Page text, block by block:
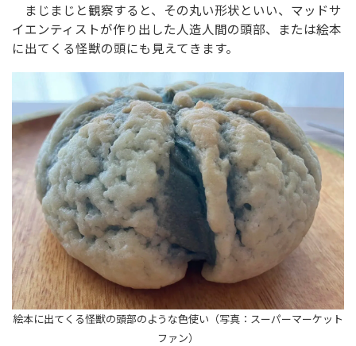
まじまじと観察すると、その丸い形状といい、マッドサ
イエンティストが作り出した人造人間の頭部、または絵本
に出てくる怪獣の頭にも見えてきます。
絵本に出てくる怪獣の頭部のような色使い（写真：スーパーマーケット
ファン）